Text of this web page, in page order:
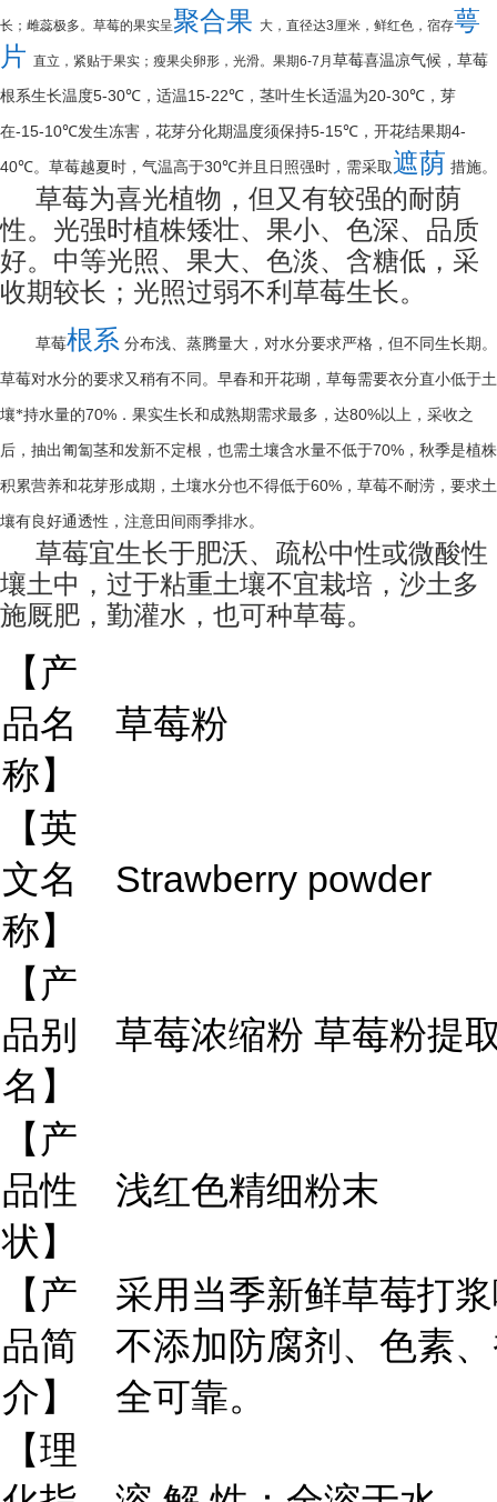
长；雌蕊极多。草莓的果实呈聚合果 大，直径达3厘米，鲜红色，宿存萼
片 直立，紧贴于果实；瘦果尖卵形，光滑。果期6-7 月 草莓喜温凉气候，草莓
根系生长温度5-30℃ ，适温15-22℃ ，茎叶生长适温为20-30℃ ，芽
在-15-10℃发生冻害，花芽分化期温度须保持5-15℃ ，开花结果期4-
40℃。草莓越夏时，气温高于30℃并且日照强时，需采取遮荫 措施。
草莓为喜光植物，但又有较强的耐荫
性。光强时植株矮壮、果小、色深、品质
好。中等光照、果大、色淡、含糖低，采
收期较长；光照过弱不利草莓生长。
草莓根系 分布浅、蒸腾量大，对水分要求严格，但不同生长期。
草莓对水分的要求又稍有不同。早春和开花瑚，草每需要衣分直小低于土
壤*持水量的70% ．果实生长和成熟期需求最多，达80%以上，采收之
后，抽出匍匐茎和发新不定根，也需土壤含水量不低于70% ，秋季是植株
积累营养和花芽形成期，土壤水分也不得低于60% ，草莓不耐涝，要求土
壤有良好通透性，注意田间雨季排水。
草莓宜生长于肥沃、疏松中性或微酸性
壤土中，过于粘重土壤不宜栽培，沙土多
施厩肥，勤灌水，也可种草莓。
【产
品名
称】
草莓粉
【英
文名
称】
Strawberry powder
【产
品别
名】
草莓浓缩粉 草莓粉提
【产
品性
状】
浅红色精细粉末
【产
品简
介】
采用当季新鲜草莓打
不添加防腐剂、色素
全可靠。
【理